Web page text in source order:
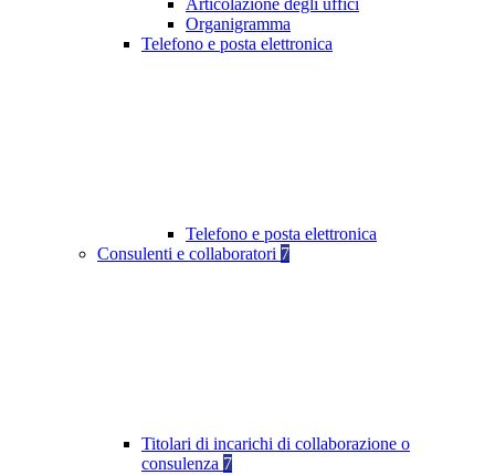
Articolazione degli uffici
Organigramma
Telefono e posta elettronica
Telefono e posta elettronica
Consulenti e collaboratori 7
Titolari di incarichi di collaborazione o
consulenza 7